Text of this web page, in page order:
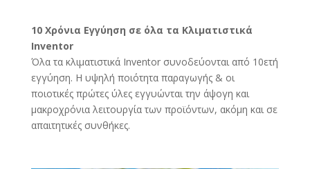
10 Χρόνια Εγγύηση σε όλα τα Κλιματιστικά
Inventor
Όλα τα κλιματιστικά Inventor συνοδεύονται από 10ετή
εγγύηση. Η υψηλή ποιότητα παραγωγής & οι
ποιοτικές πρώτες ύλες εγγυώνται την άψογη και
μακροχρόνια λειτουργία των προϊόντων, ακόμη και σε
απαιτητικές συνθήκες.